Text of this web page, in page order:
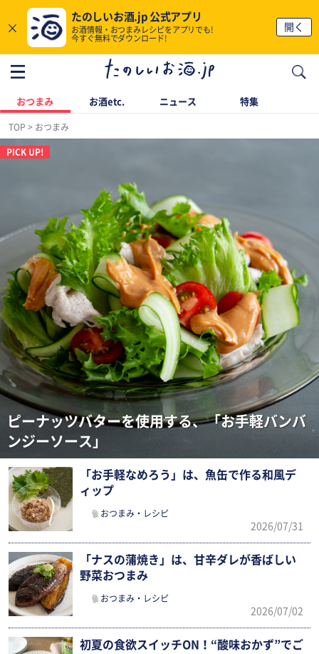
×
たのしいお酒.jp 公式アプリ
お酒情報・おつまみレシピをアプリでも!
今すぐ無料でダウンロード!
開く
おつまみ お酒etc. ニュース 特集
TOP おつまみ
ピーナッツバターを使用する、「お手軽バンバ
ンジーソース」
「お手軽なめろう」は、魚缶で作る和風デ
ィップ
おつまみ・レシピ
2026/07/31
「ナスの蒲焼き」は、甘辛ダレが香ばしい
野菜おつまみ
おつまみ・レシピ
2026/07/02
初夏の食欲スイッチON！“酸味おかず”でご